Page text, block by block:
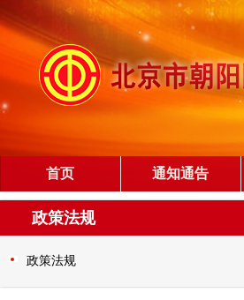
首页 通知通告
政策法规
政策法规